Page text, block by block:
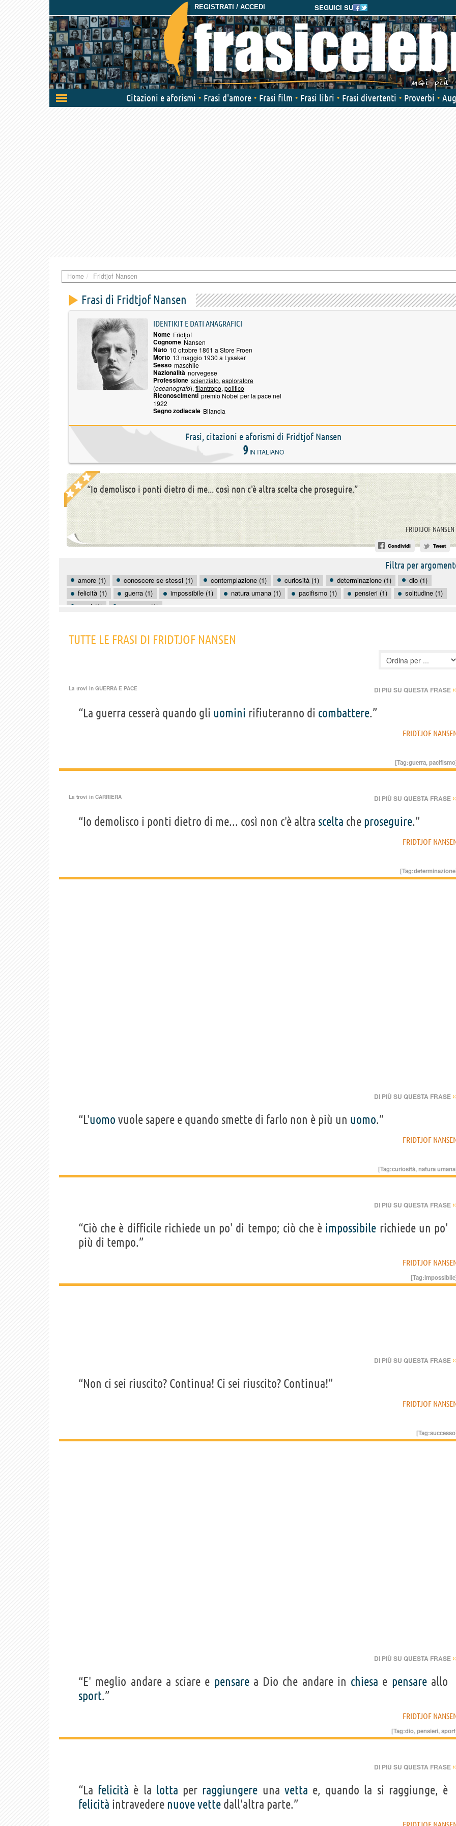
SEGUICI SU
REGISTRATI / ACCEDI
Attiva/disattiva
navigazione
Citazioni e aforismi Frasi d'amore Frasi film Frasi libri Frasi divertenti Proverbi
Home Fridtjof Nansen
Frasi di Fridtjof Nansen
IDENTIKIT E DATI ANAGRAFICI
Nome Fridtjof
Cognome Nansen
Nato 10 ottobre 1861 a Store Froen
Morto 13 maggio 1930 a Lysaker
Sesso maschile
Nazionalità norvegese
Professione scienziato, esploratore
(oceanografo), filantropo, politico
Riconoscimenti premio Nobel per la pace nel
1922
Segno zodiacale Bilancia
Frasi, citazioni e aforismi di Fridtjof Nansen
9IN ITALIANO
“Io demolisco i ponti dietro di me... così non c'è altra scelta che proseguire.”
FRIDTJOF NANSEN
Condividi Tweet
Filtra per
amore (1) conoscere se stessi (1) contemplazione (1) curiosità (1) determinazione (1)
dio (1)
felicità (1)
guerra (1) impossibile (1) natura umana (1) pacifismo (1) pensieri (1)
solitudine (1)
sport (1)
successo (1)
TUTTE LE FRASI DI FRIDTJOF NANSEN
La trovi in GUERRA E PACE DI PIÙ SU QUESTA FRASE
“La guerra cesserà quando gli uomini rifiuteranno di combattere.”
FRIDTJOF
[Tag:guerra,pacifismo
La trovi in CARRIERA DI PIÙ SU QUESTA FRASE
“Io demolisco i ponti dietro di me... così non c'è altra scelta che proseguire.”
FRIDTJOF
[Tag:determinazione
DI PIÙ SU QUESTA FRASE
“L'uomo vuole sapere e quando smette di farlo non è più un uomo.”
FRIDTJOF
[Tag:curiosità,natura umana
DI PIÙ SU QUESTA FRASE
“Ciò che è difficile richiede un po' di tempo; ciò che è impossibile richiede un po'
più di tempo.”
FRIDTJOF
[Tag:impossibile
DI PIÙ SU QUESTA FRASE
“Non ci sei riuscito? Continua! Ci sei riuscito? Continua!”
FRIDTJOF
[Tag:successo
DI PIÙ SU QUESTA FRASE
“E' meglio andare a sciare e pensarea Dio che andare in chiesa e pensareallo
sport.”
FRIDTJOF
[Tag:dio,pensieri,sport
DI PIÙ SU QUESTA FRASE
“La felicità è la lotta per raggiungere una vetta e, quando la si raggiunge, è
felicità intravedere nuovevette dall'altra parte.”